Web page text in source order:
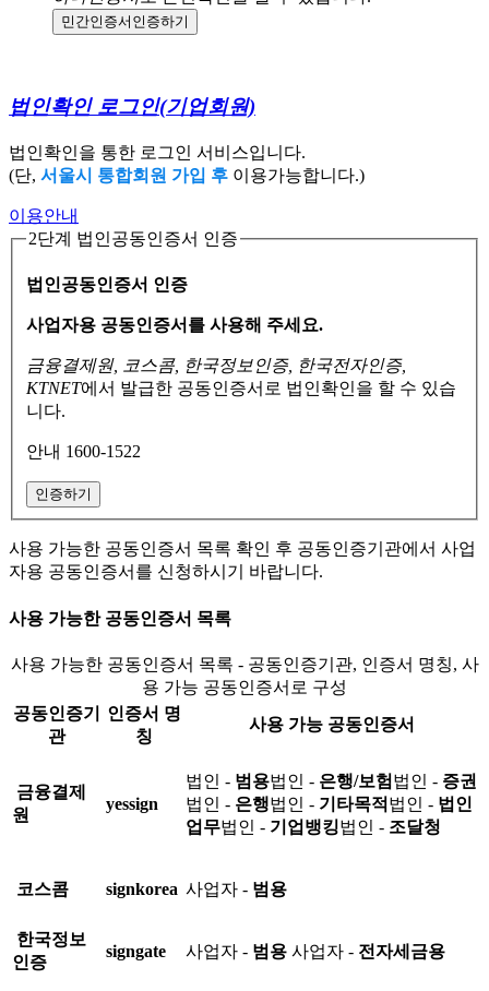
민간인증서 인증하기
법인확인 로그인(기업회원)
법인확인을 통한 로그인 서비스입니다.
(단, 서울시 통합회원 가입 후 이용가능합니다.)
이용안내
2단계 법인공동인증서 인증
법인공동인증서 인증
사업자용 공동인증서를 사용해 주세요.
금융결제원, 코스콤, 한국정보인증, 한국전자인증,
KTNET에서 발급한 공동인증서로 법인확인을 할 수 있습
니다.
안내 1600-1522
인증하기
사용 가능한 공동인증서 목록 확인 후 공동인증기관에서 사업
자용 공동인증서를 신청하시기 바랍니다.
사용 가능한 공동인증서 목록
사용 가능한 공동인증서 목록 - 공동인증기관, 인증서 명칭, 사
용 가능 공동인증서로 구성
공동인증기
관
인증서 명
칭
사용 가능 공동인증서
금융결제
원
yessign
법인 - 범용법인 - 은행/보험 법인 - 증권
법인 - 은행법인 - 기타목적 법인 - 법인
업무법인 - 기업뱅킹법인 - 조달청
코스콤 signkorea 사업자 - 범용
한국정보
인증
signgate 사업자 - 범용 사업자 - 전자세금용